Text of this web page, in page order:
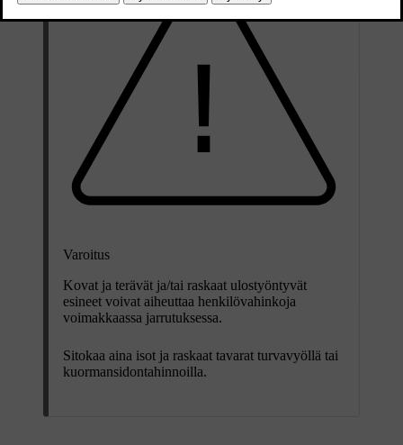
Varoitus
Kovat ja terävät ja/tai raskaat ulostyöntyvät
esineet voivat aiheuttaa henkilövahinkoja
voimakkaassa jarrutuksessa.
Sitokaa aina isot ja raskaat tavarat turvavyöllä tai
kuormansidontahinnoilla.